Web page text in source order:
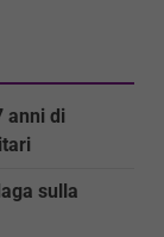
anni di
sulla